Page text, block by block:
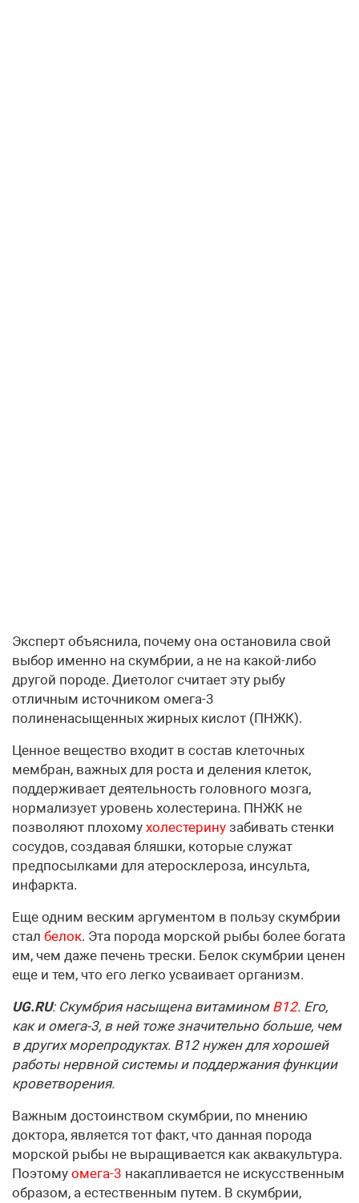
Эксперт объяснила, почему она остановила свой
выбор именно на скумбрии, а не на какой-либо
другой породе. Диетолог считает эту рыбу
отличным источником омега-3
полиненасыщенных жирных кислот (ПНЖК).
Ценное вещество входит в состав клеточных
мембран, важных для роста и деления клеток,
поддерживает деятельность головного мозга,
нормализует уровень холестерина. ПНЖК не
позволяют плохому холестерину забивать стенки
сосудов, создавая бляшки, которые служат
предпосылками для атеросклероза, инсульта,
инфаркта.
Еще одним веским аргументом в пользу скумбрии
стал белок. Эта порода морской рыбы более богата
им, чем даже печень трески. Белок скумбрии ценен
еще и тем, что его легко усваивает организм.
UG.RU: Скумбрия насыщена витамином B12. Его,
как и омега-3, в ней тоже значительно больше, чем
в других морепродуктах. B12 нужен для хорошей
работы нервной системы и поддержания функции
кроветворения.
Важным достоинством скумбрии, по мнению
доктора, является тот факт, что данная порода
морской рыбы не выращивается как аквакультура.
Поэтому омега-3 накапливается не искусственным
образом, а естественным путем. В скумбрии,